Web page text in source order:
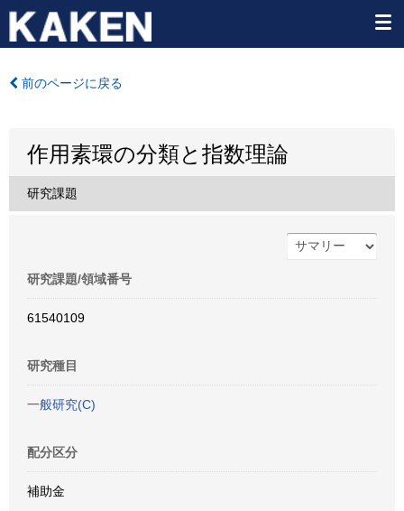
前のページに戻る
作用素環の分類と指数理論
研究課題
研究課題/領域番号
61540109
研究種目
一般研究(C)
配分区分
補助金